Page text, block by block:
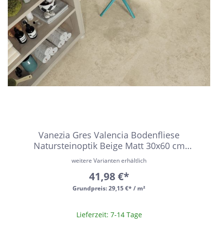
Vanezia Gres Valencia Bodenfliese
Natursteinoptik Beige Matt 30x60 cm
rektifiziert R10B
Grundpreis:29,15 €* / m²
weitere Varianten erhältlich
41,98 €*
Lieferzeit: 7-14 Tage